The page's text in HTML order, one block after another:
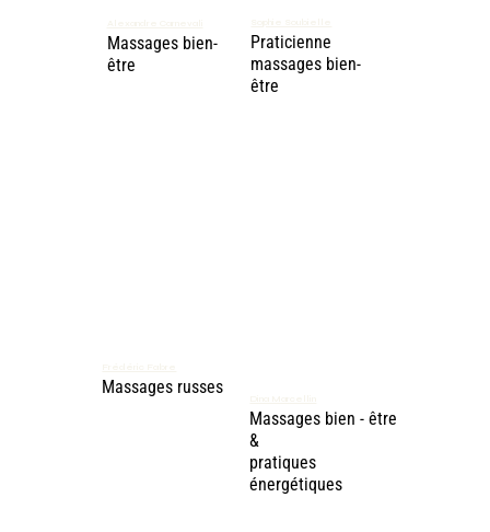
Massages bien-
être
Praticienne
massages bien-
être
Massages russes
Massages bien - être
&
pratiques
énergétiques